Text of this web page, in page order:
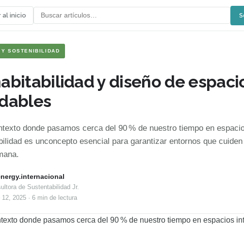
al inicio
Y SOSTENIBILIDAD
y diseño de
donde pasamos cerca del 90 % de nuestro tiempo en
es unconcepto esencial para garantizar entornos que
de Sustentabilidad Jr.
12, 2025 · 6 min de lectura
donde pasamos cerca del 90 % de nuestro tiempo en espacios